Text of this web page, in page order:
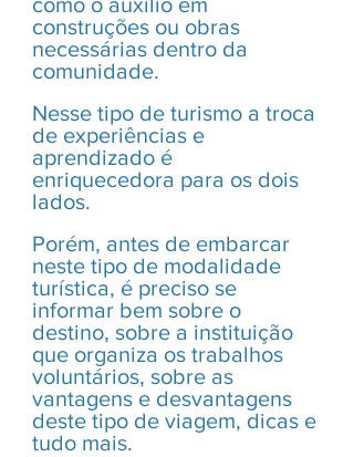
construções ou obras
necessárias dentro da
comunidade.
Nesse tipo de turismo a troca
de experiências e
aprendizado é
enriquecedora para os dois
lados.
Porém, antes de embarcar
neste tipo de modalidade
turística, é preciso se
informar bem sobre o
destino, sobre a instituição
que organiza os trabalhos
voluntários, sobre as
vantagens e desvantagens
deste tipo de viagem, dicas e
tudo mais.